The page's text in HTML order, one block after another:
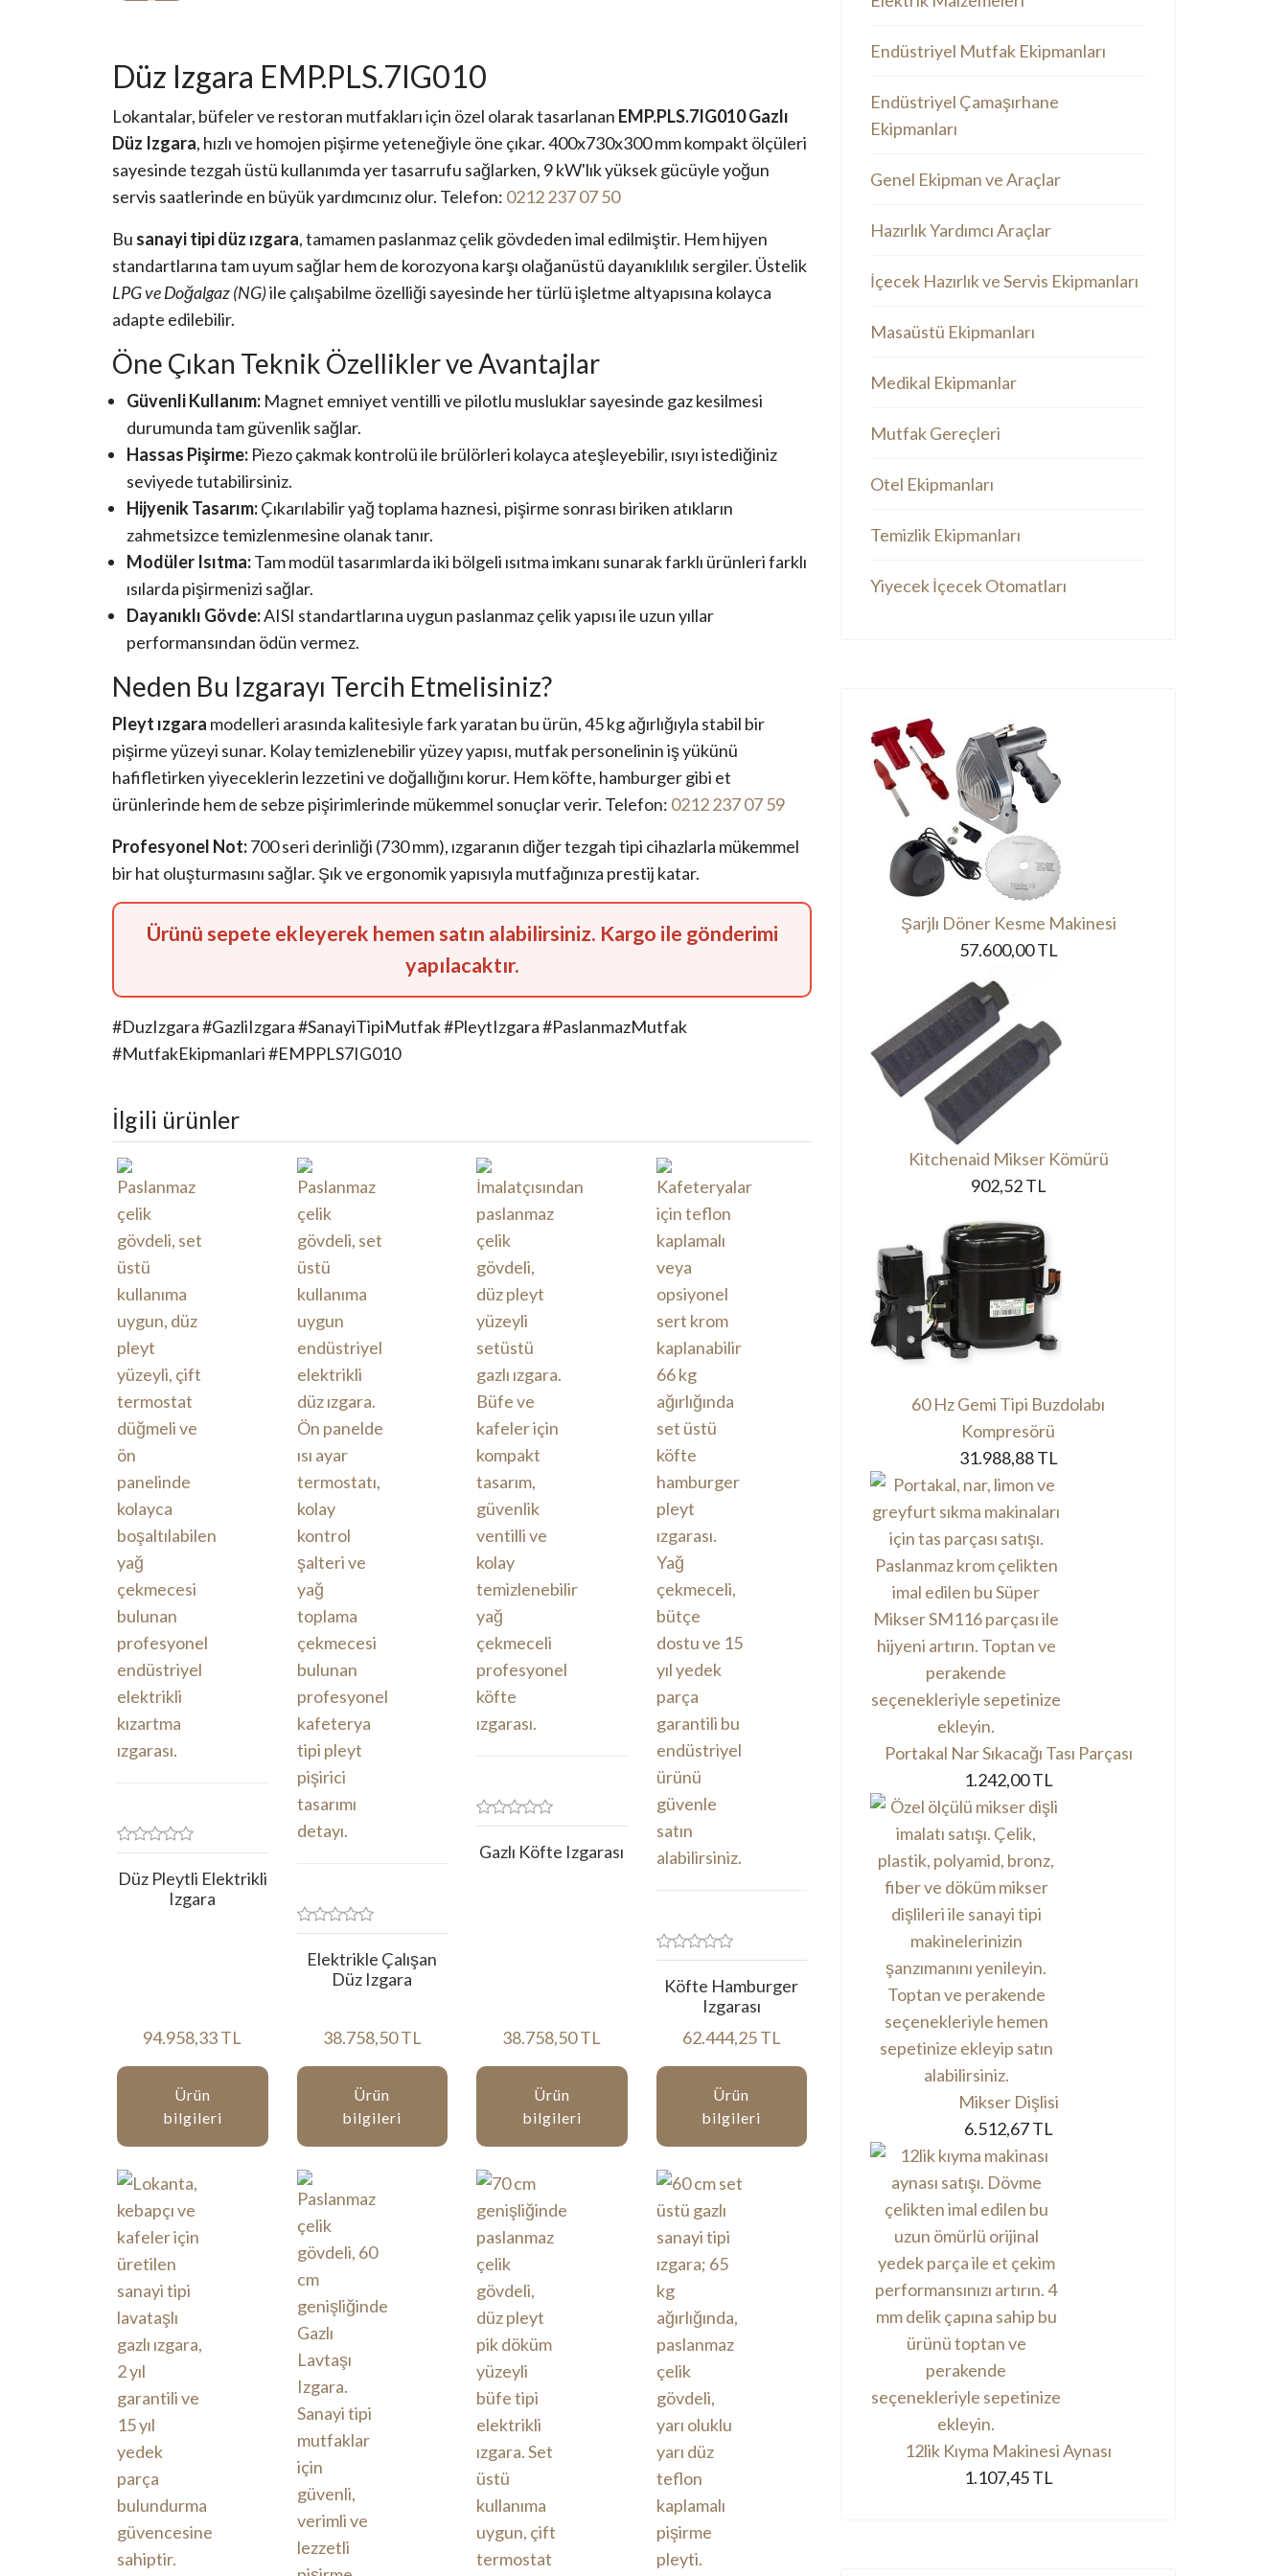
Düz Izgara EMP.PLS.7IG010
Lokantalar, büfeler ve restoran mutfakları için özel olarak tasarlanan EMP.PLS.7IG010 Gazlı
Düz Izgara, hızlı ve homojen pişirme yeteneğiyle öne çıkar. 400x730x300 mm kompakt ölçüleri
sayesinde tezgah üstü kullanımda yer tasarrufu sağlarken, 9 kW'lık yüksek gücüyle yoğun
servis saatlerinde en büyük yardımcınız olur. Telefon: 0212 237 07 50
Bu sanayi tipi düz ızgara, tamamen paslanmaz çelik gövdeden imal edilmiştir. Hem hijyen
standartlarına tam uyum sağlar hem de korozyona karşı olağanüstü dayanıklılık sergiler. Üstelik
LPG ve Doğalgaz (NG)ile çalışabilme özelliği sayesinde her türlü işletme altyapısına kolayca
adapte edilebilir.
Öne Çıkan Teknik Özellikler ve Avantajlar
Güvenli Kullanım: Magnet emniyet ventilli ve pilotlu musluklar sayesinde gaz kesilmesi
durumunda tam güvenlik sağlar.
Hassas Pişirme: Piezo çakmak kontrolü ile brülörleri kolayca ateşleyebilir, ısıyı istediğiniz
seviyede tutabilirsiniz.
Hijyenik Tasarım:Çıkarılabilir yağ toplama haznesi, pişirme sonrası biriken atıkların
zahmetsizce temizlenmesine olanak tanır.
Modüler Isıtma:Tam modül tasarımlarda iki bölgeli ısıtma imkanı sunarak farklı ürünleri farklı
ısılarda pişirmenizi sağlar.
Dayanıklı Gövde:AISI standartlarına uygun paslanmaz çelik yapısı ile uzun yıllar
performansından ödün vermez.
Neden Bu Izgarayı Tercih Etmelisiniz?
Pleyt ızgara modelleri arasında kalitesiyle fark yaratan bu ürün, 45 kg ağırlığıyla stabil bir
pişirme yüzeyi sunar. Kolay temizlenebilir yüzey yapısı, mutfak personelinin iş yükünü
hafifletirken yiyeceklerin lezzetini ve doğallığını korur. Hem köfte, hamburger gibi et
ürünlerinde hem de sebze pişirimlerinde mükemmel sonuçlar verir. Telefon: 0212 237 07 59
Profesyonel Not:700 seri derinliği (730 mm), ızgaranın diğer tezgah tipi cihazlarla mükemmel
bir hat oluşturmasını sağlar. Şık ve ergonomik yapısıyla mutfağınıza prestij katar.
Ürünü sepete ekleyerek hemen satın alabilirsiniz. Kargo ile gönderimi
yapılacaktır.
#DuzIzgara #GazliIzgara #SanayiTipiMutfak #PleytIzgara #PaslanmazMutfak
#MutfakEkipmanlari #EMPPLS7IG010
İlgili ürünler
Düz Pleytli Elektrikli
Izgara
94.958,33 TL
Ürün
bilgileri
Elektrikle Çalışan
Düz Izgara
38.758,50 TL
Ürün
bilgileri
Gazlı Köfte Izgarası
38.758,50 TL
Ürün
bilgileri
Köfte Hamburger
Izgarası
62.444,25 TL
Ürün
bilgileri
Endüstriyel Mutfak Ekipmanları
Endüstriyel Çamaşırhane
Ekipmanları
Genel Ekipman ve Araçlar
Hazırlık Yardımcı Araçlar
İçecek Hazırlık ve Servis Ekipmanları
Masaüstü Ekipmanları
Medikal Ekipmanlar
Mutfak Gereçleri
Otel Ekipmanları
Temizlik Ekipmanları
Yiyecek İçecek Otomatları
Şarjlı Döner Kesme Makinesi
57.600,00 TL
Kitchenaid Mikser Kömürü
902,52 TL
60 Hz Gemi Tipi Buzdolabı
Kompresörü
31.988,88 TL
Portakal Nar Sıkacağı Tası Parçası
1.242,00 TL
Mikser Dişlisi
6.512,67 TL
12lik Kıyma Makinesi Aynası
1.107,45 TL